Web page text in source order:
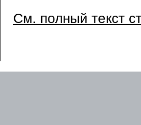
См. полный текст